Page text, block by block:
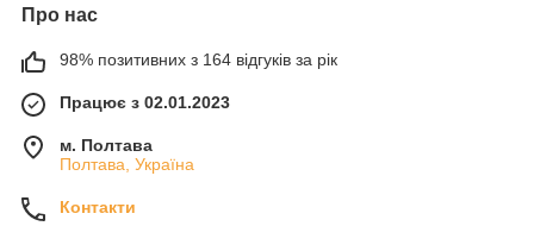
Про нас
98% позитивних з 164 відгуків за рік
Працює з 02.01.2023
м. Полтава
Полтава, Україна
Контакти